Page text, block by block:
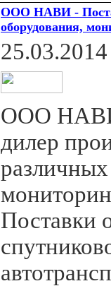
ООО НАВИ -
оборудования,
25.03.2014
ООО
дилер
Поставки